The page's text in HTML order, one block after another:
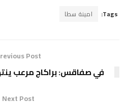
Tags: امينة سطا
Post
في صفاقس: براكاج مرعب ينتهي بــ3
Next Post